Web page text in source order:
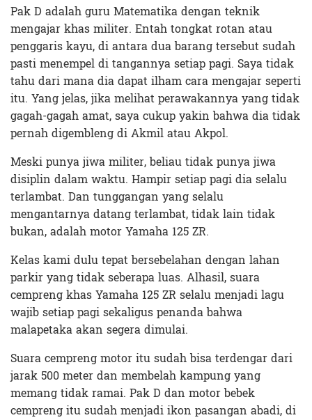
Pak D adalah guru Matematika dengan teknik
mengajar khas militer. Entah tongkat rotan atau
penggaris kayu, di antara dua barang tersebut sudah
pasti menempel di tangannya setiap pagi. Saya tidak
tahu dari mana dia dapat ilham cara mengajar seperti
itu. Yang jelas, jika melihat perawakannya yang tidak
gagah-gagah amat, saya cukup yakin bahwa dia tidak
pernah digembleng di Akmil atau Akpol.
Meski punya jiwa militer, beliau tidak punya jiwa
disiplin dalam waktu. Hampir setiap pagi dia selalu
terlambat. Dan tunggangan yang selalu
mengantarnya datang terlambat, tidak lain tidak
bukan, adalah motor Yamaha 125 ZR.
Kelas kami dulu tepat bersebelahan dengan lahan
parkir yang tidak seberapa luas. Alhasil, suara
cempreng khas Yamaha 125 ZR selalu menjadi lagu
wajib setiap pagi sekaligus penanda bahwa
malapetaka akan segera dimulai.
Suara cempreng motor itu sudah bisa terdengar dari
jarak 500 meter dan membelah kampung yang
memang tidak ramai. Pak D dan motor bebek
cempreng itu sudah menjadi ikon pasangan abadi, di